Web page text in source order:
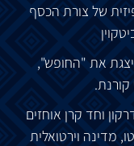
שלצורת הכסף
את "החופש",
קורנת.
וחד קרן אוחזים
, מדינה וירטואלית